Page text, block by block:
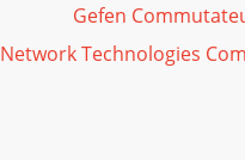
Gefen
Network Technologies